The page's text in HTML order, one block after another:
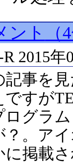
ント （
R 2015年
記事を
ですが
ログラ
？。ア
に掲載